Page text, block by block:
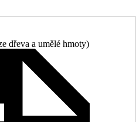
dřeva a umělé hmoty)